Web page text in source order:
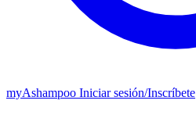
myAshampoo Iniciar sesión/Inscríbete